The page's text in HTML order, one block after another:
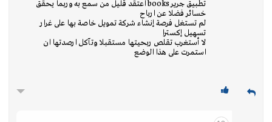
تطبيق جرير books اعتقد قليل من سمع به وربما يحقق
خسائر فضلا عن ارباح
لم تستغل فرصة إنشاء شركة تمويل خاصة بها على غرار
تسهيل إكسترا
لا أستغرب تقلص ربحيتها مستقبلا وتآكل ارصدتها ان
استمرت على هذا الوضع